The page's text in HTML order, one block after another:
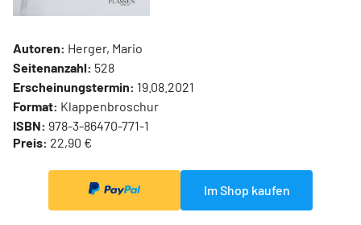
Autoren: Herger, Mario
Seitenanzahl: 528
Erscheinungstermin: 19.08.2021
Format: Klappenbroschur
ISBN: 978-3-86470-771-1
Preis: 22,90 €
Im Shop kaufen